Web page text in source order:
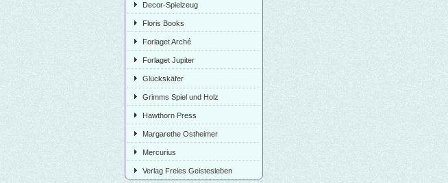
Decor-Spielzeug
Floris Books
Forlaget Arché
Forlaget Jupiter
Glückskäfer
Grimms Spiel und Holz
Hawthorn Press
Margarethe Ostheimer
Mercurius
Verlag Freies Geistesleben